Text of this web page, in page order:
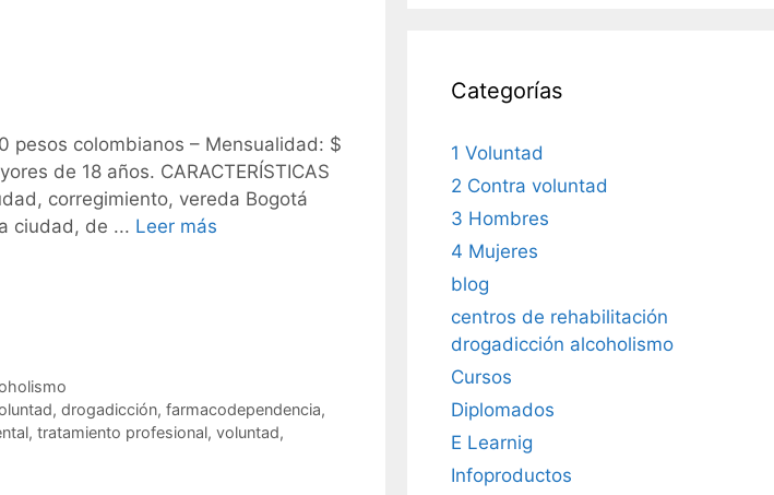
pesos colombianos – Mensualidad: $
de 18 años. CARACTERÍSTICAS
corregimiento, vereda Bogotá
ciudad, de ... Leer más
, drogadicción, farmacodependencia,
, tratamiento profesional, voluntad,
Categorías
1 Voluntad
2 Contra voluntad
3 Hombres
4 Mujeres
blog
centros de rehabilitación
drogadicción alcoholismo
Cursos
Diplomados
E Learnig
Infoproductos